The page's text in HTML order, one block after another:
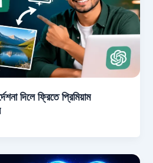
দিলে ফ্রিতে প্রিমিয়াম